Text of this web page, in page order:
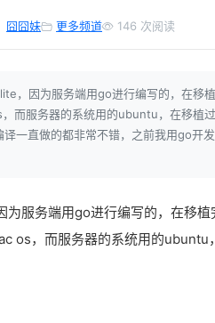
囧囧妹 更多频道 146 次阅读
，因为服务端用go进行编写的，在移
而服务器的系统用的ubuntu，在移植
一直做的都非常不错，之前我用go开
为服务端用go进行编写的，在移
os，而服务器的系统用的